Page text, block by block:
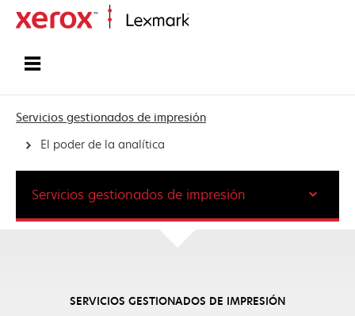
Servicios gestionados de impresión
El poder de la analítica
SERVICIOS GESTIONADOS DE IMPRESIÓN
Servicios gestionados de impresión